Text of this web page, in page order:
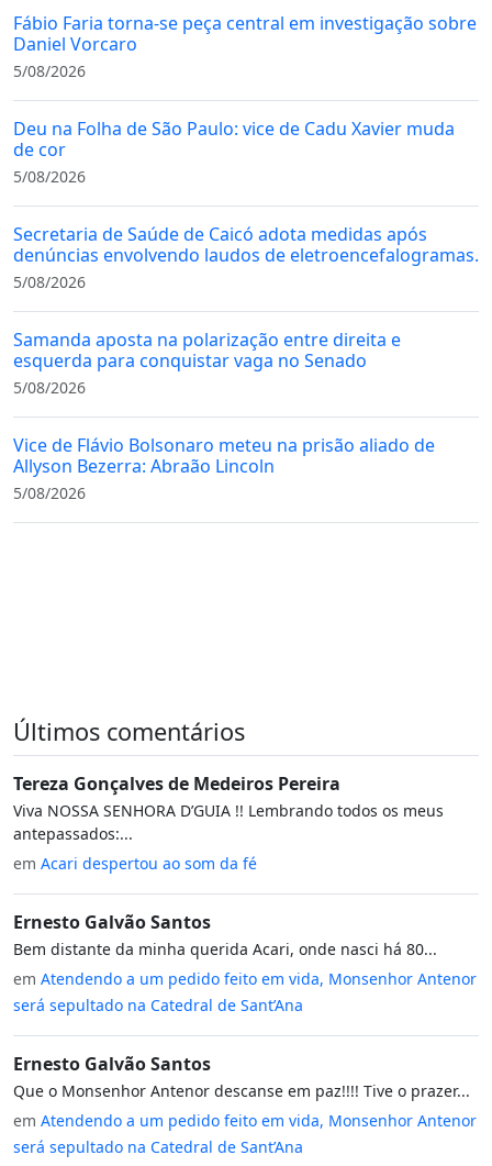
Fábio Faria torna-se peça central em investigação sobre
Daniel Vorcaro
5/08/2026
Deu na Folha de São Paulo: vice de Cadu Xavier muda
de cor
5/08/2026
Secretaria de Saúde de Caicó adota medidas após
denúncias envolvendo laudos de eletroencefalogramas.
5/08/2026
Samanda aposta na polarização entre direita e
esquerda para conquistar vaga no Senado
5/08/2026
Vice de Flávio Bolsonaro meteu na prisão aliado de
Allyson Bezerra: Abraão Lincoln
5/08/2026
Últimos comentários
Tereza Gonçalves de Medeiros Pereira
Viva NOSSA SENHORA D’GUIA !! Lembrando todos os meus
antepassados:...
em Acari despertou ao som da fé
Ernesto Galvão Santos
Bem distante da minha querida Acari, onde nasci há 80...
em Atendendo a um pedido feito em vida, Monsenhor Antenor
será sepultado na Catedral de Sant’Ana
Ernesto Galvão Santos
Que o Monsenhor Antenor descanse em paz!!!! Tive o prazer...
em Atendendo a um pedido feito em vida, Monsenhor Antenor
será sepultado na Catedral de Sant’Ana